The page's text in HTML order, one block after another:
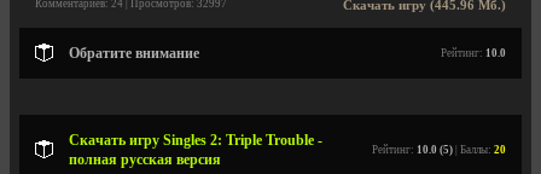
Скачать игру (445.96 Мб.)
Комментариев: 24 | Просмотров: 32997
Обратите внимание Рейтинг: 10.0
Скачать игру Singles 2: Triple Trouble -
полная русская версия
Рейтинг: 10.0 (5) | Баллы: 20